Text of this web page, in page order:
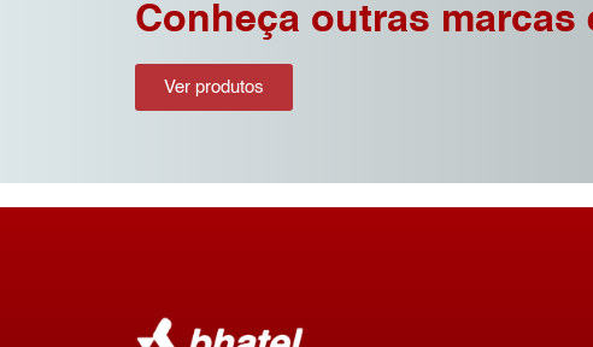
Conheça outras marcas
Ver produtos